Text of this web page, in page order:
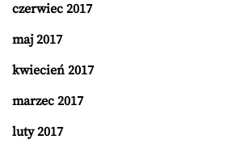
czerwiec 2017
maj 2017
kwiecień 2017
marzec 2017
luty 2017